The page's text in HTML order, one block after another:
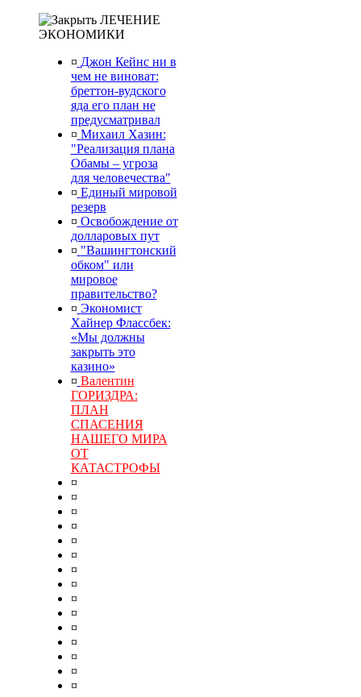
ЛЕЧЕНИЕ
ЭКОНОМИКИ
¤ Джон Кейнс ни в
чем не виноват:
бреттон-вудского
яда его план не
предусматривал
¤ Михаил Хазин:
"Реализация плана
Обамы – угроза
для человечества"
¤ Единый мировой
резерв
¤ Освобождение от
долларовых пут
¤ "Вашингтонский
обком" или
мировое
правительство?
¤ Экономист
Хайнер Флассбек:
«Мы должны
закрыть это
казино»
¤ Валентин
ГОРИЗДРА:
ПЛАН
СПАСЕНИЯ
НАШЕГО МИРА
ОТ
КАТАСТРОФЫ
¤
¤
¤
¤
¤
¤
¤
¤
¤
¤
¤
¤
¤
¤
¤